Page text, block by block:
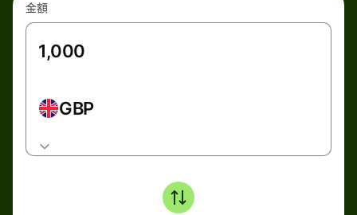
金額
GBP